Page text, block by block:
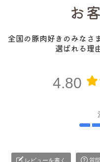
お
全国の豚肉好きのみなさ
選ばれる理
4.80
レビューを書く 質